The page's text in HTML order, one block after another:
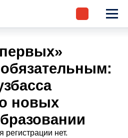
новых
регистрации нет.